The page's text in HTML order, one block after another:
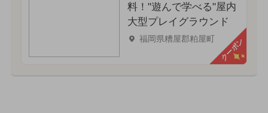
料！"遊んで学べる"屋内
大型プレイグラウンド
福岡県糟屋郡粕屋町 クーポン